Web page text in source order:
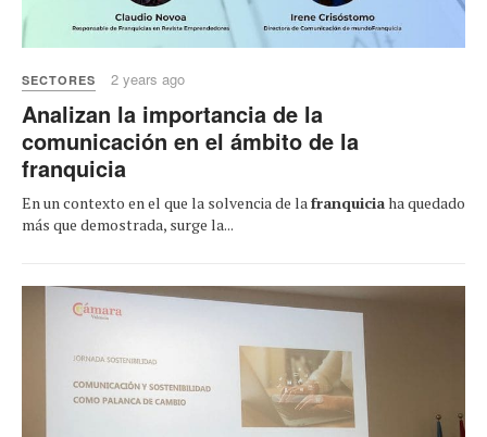
SECTORES 2 years ago
Analizan la importancia de la
comunicación en el ámbito de la
franquicia
En un contexto en el que la solvencia de lafranquiciaha quedado
más que demostrada, surge la...